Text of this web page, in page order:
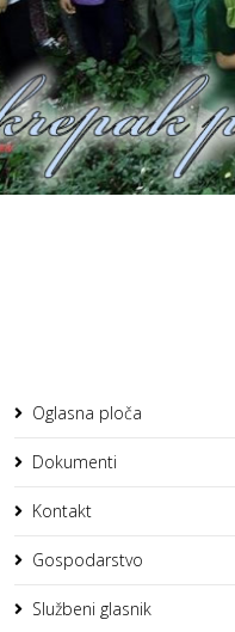
Oglasna ploča
Dokumenti
Kontakt
Gospodarstvo
Službeni glasnik